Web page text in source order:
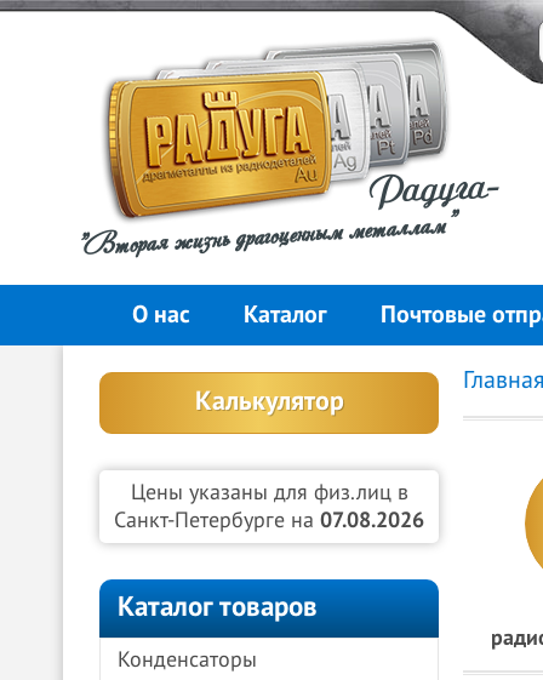
Радуга-
"Вторая жизнь драгоценным металлам"
О нас Каталог Почтовые
Калькулятор
Цены указаны для физ.лиц в
Санкт-Петербурге на 07.08.2026
Каталог товаров
Конденсаторы
Главная